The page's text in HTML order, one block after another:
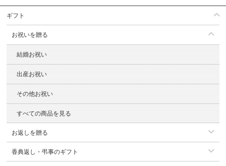
ギフト
お祝いを贈る
結婚お祝い
出産お祝い
その他お祝い
すべての商品を見る
お返しを贈る
香典返し・弔事のギフト